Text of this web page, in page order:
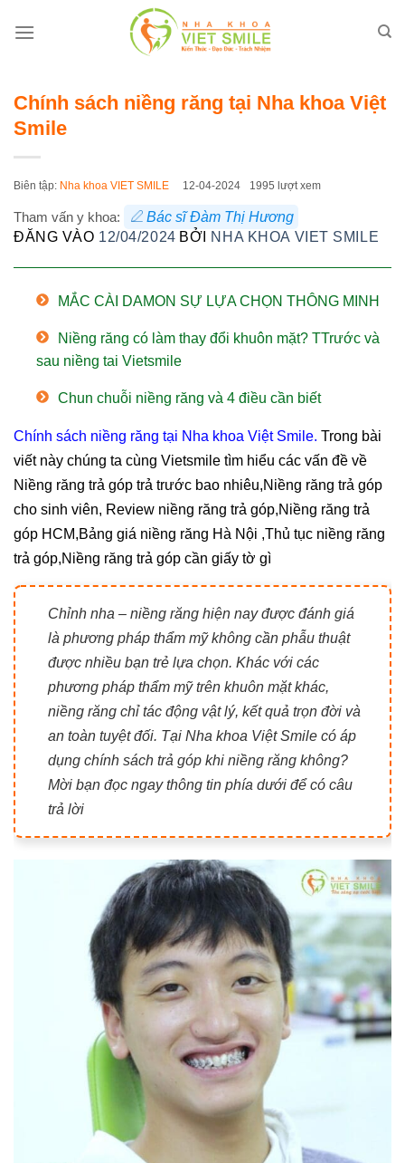
qua
Chính sách niềng răng tại Nha khoa Việt
Smile
Biên tập: Nha khoa VIET SMILE 12-04-2024 1995 lượt xem
Tham vấn y khoa:
Bác sĩ Đàm Thị Hương
ĐĂNG VÀO 12/04/2024 BỞI NHA KHOA VIET SMILE
MẮC CÀI DAMON SỰ LỰA CHỌN THÔNG MINH
Niềng răng có làm thay đổi khuôn mặt? TTrước và
sau niềng tai Vietsmile
Chun chuỗi niềng răng và 4 điều cần biết
Chính sách niềng răng tại Nha khoa Việt Smile. Trong bài
viết này chúng ta cùng Vietsmile tìm hiểu các vấn đề về
Niềng răng trả góp trả trước bao nhiêu,Niềng răng trả góp
cho sinh viên, Review niềng răng trả góp,Niềng răng trả
góp HCM,Bảng giá niềng răng Hà Nội ,Thủ tục niềng răng
trả góp,Niềng răng trả góp cần giấy tờ gì
Chỉnh nha – niềng răng hiện nay được đánh giá
là phương pháp thẩm mỹ không cần phẫu thuật
được nhiều bạn trẻ lựa chọn. Khác với các
phương pháp thẩm mỹ trên khuôn mặt khác,
niềng răng chỉ tác động vật lý, kết quả trọn đời và
an toàn tuyệt đối. Tại Nha khoa Việt Smile có áp
dụng chính sách trả góp khi niềng răng không?
Mời bạn đọc ngay thông tin phía dưới để có câu
trả lời